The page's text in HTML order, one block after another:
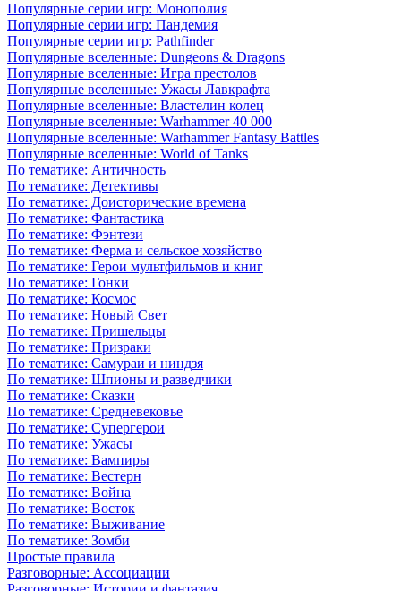
Популярные серии игр: Монополия
Популярные серии игр: Пандемия
Популярные серии игр: Pathfinder
Популярные вселенные: Dungeons & Dragons
Популярные вселенные: Игра престолов
Популярные вселенные: Ужасы Лавкрафта
Популярные вселенные: Властелин колец
Популярные вселенные: Warhammer 40 000
Популярные вселенные: Warhammer Fantasy Battles
Популярные вселенные: World of Tanks
По тематике: Античность
По тематике: Детективы
По тематике: Доисторические времена
По тематике: Фантастика
По тематике: Фэнтези
По тематике: Ферма и сельское хозяйство
По тематике: Герои мультфильмов и книг
По тематике: Гонки
По тематике: Космос
По тематике: Новый Свет
По тематике: Пришельцы
По тематике: Призраки
По тематике: Самураи и ниндзя
По тематике: Шпионы и разведчики
По тематике: Сказки
По тематике: Средневековье
По тематике: Супергерои
По тематике: Ужасы
По тематике: Вампиры
По тематике: Вестерн
По тематике: Война
По тематике: Восток
По тематике: Выживание
По тематике: Зомби
Простые правила
Разговорные: Ассоциации